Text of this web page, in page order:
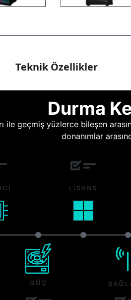
Teknik Özellikler
Durma
ile geçmiş yüzlerce bileşen
donanımlar